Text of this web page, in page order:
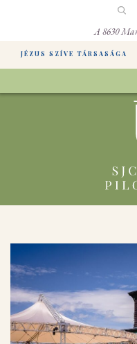
A 8630
JÉZUS SZÍVE TÁRSASÁGA